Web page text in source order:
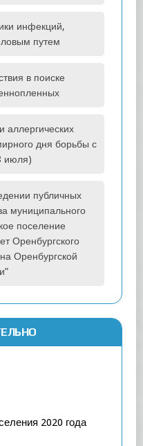
инфекций,
путем
в поиске
аллергических
дня борьбы с
июля)
публичных
муниципального
поселение
Оренбургского
Оренбургской
2020 года